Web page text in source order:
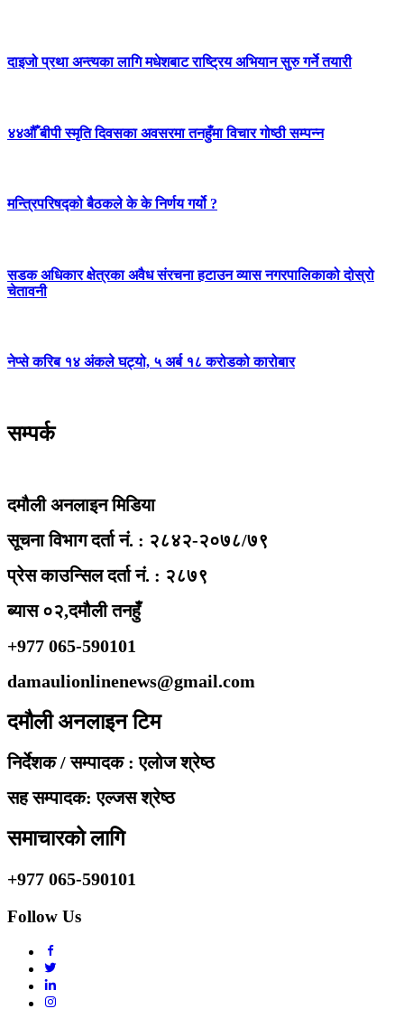
दाइजो प्रथा अन्त्यका लागि मधेशबाट राष्ट्रिय अभियान सुरु गर्ने तयारी
४४औँ बीपी स्मृति दिवसका अवसरमा तनहुँमा विचार गोष्ठी सम्पन्न
मन्त्रिपरिषद्को बैठकले के के निर्णय गर्यो ?
सडक अधिकार क्षेत्रका अवैध संरचना हटाउन व्यास नगरपालिकाको दोस्रो
चेतावनी
नेप्से करिब १४ अंकले घट्यो, ५ अर्ब १८ करोडको कारोबार
सम्पर्क
दमौली अनलाइन मिडिया
सूचना विभाग दर्ता नं. : २८४२-२०७८/७९
प्रेस काउन्सिल दर्ता नं. : २८७९
ब्यास ०२,दमौली तनहुँ
+977 065-590101
damaulionlinenews@gmail.com
दमौली अनलाइन टिम
निर्देशक / सम्पादक : एलोज श्रेष्ठ
सह सम्पादक: एल्जस श्रेष्ठ
समाचारको लागि
+977 065-590101
Follow Us